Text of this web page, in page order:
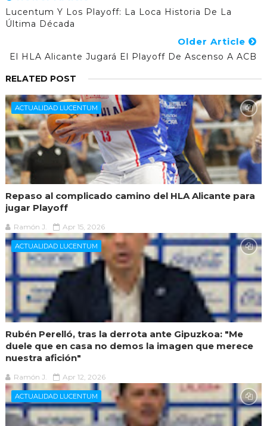
Lucentum Y Los Playoff: La Loca Historia De La
Última Década
Older Article
El HLA Alicante Jugará El Playoff De Ascenso A ACB
RELATED POST
ACTUALIDAD LUCENTUM
Repaso al complicado camino del HLA Alicante para
jugar Playoff
Ramón J. Apr 15, 2026
ACTUALIDAD LUCENTUM
Rubén Perelló, tras la derrota ante Gipuzkoa: "Me
duele que en casa no demos la imagen que merece
nuestra afición"
Ramón J. Apr 12, 2026
ACTUALIDAD LUCENTUM